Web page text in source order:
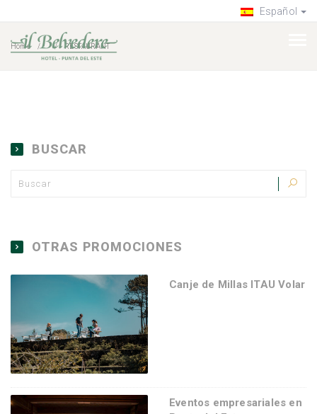
Español
Home RESTAURANT
BUSCAR
OTRAS PROMOCIONES
Canje de Millas ITAU Volar
Eventos empresariales en